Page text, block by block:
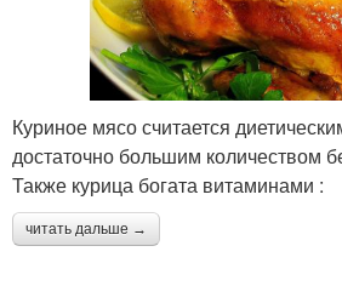
Куриное мясо считается
достаточно большим количеством
Также курица богата витаминами :
читать дальше →